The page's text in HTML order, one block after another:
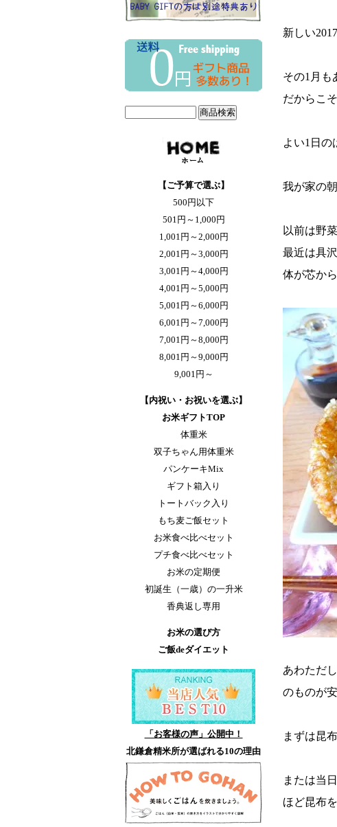
【ご予算で選ぶ】
500円以下
501円～1,000円
1,001円～2,000円
2,001円～3,000円
3,001円～4,000円
4,001円～5,000円
5,001円～6,000円
6,001円～7,000円
7,001円～8,000円
8,001円～9,000円
9,001円～
【内祝い・お祝いを選ぶ】
お米ギフトTOP
体重米
双子ちゃん用体重米
パンケーキMix
ギフト箱入り
トートバック入り
もち麦ご飯セット
お米食べ比べセット
プチ食べ比べセット
お米の定期便
初誕生（一歳）の一升米
香典返し専用
お米の選び方
ご飯deダイエット
「お客様の声」公開中！
北鎌倉精米所が選ばれる10の理由
新しい
その1月も
だからこ
よい1日の
我が家の
以前は野
最近は具
体が芯か
あわただ
のものが
まずは昆
または当
ほど昆布